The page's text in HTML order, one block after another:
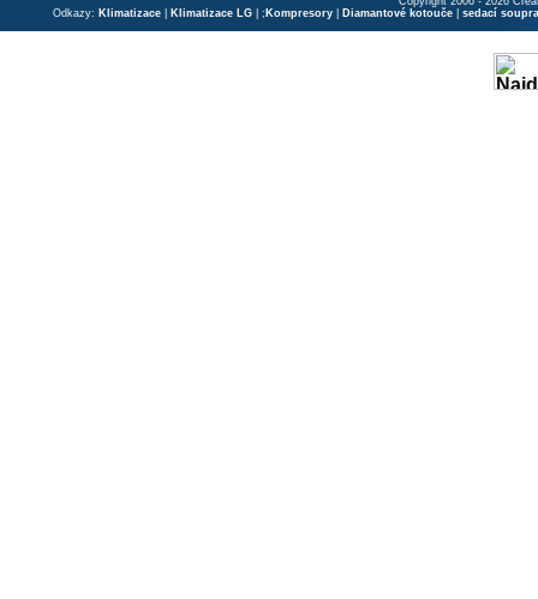
Odkazy: Klimatizace Klimatizace LG | ; Kompresory Diamantové kotouče sedací